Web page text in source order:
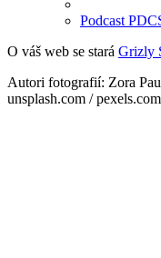
Podcast
O váš web se stará Grizly
Autori fotografií: Zora
unsplash.com / pexels.com